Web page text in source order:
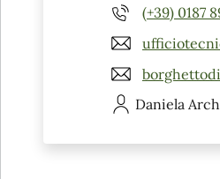
(+39) 0187
Daniela